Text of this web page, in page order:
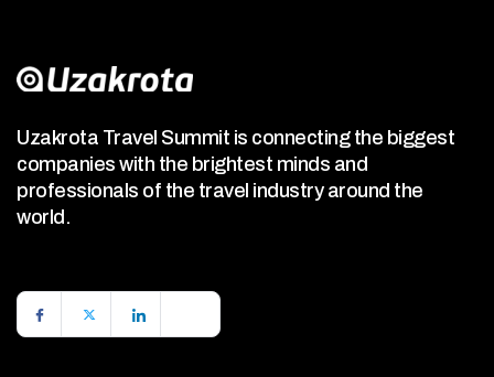
Uzakrota Travel Summit is connecting the biggest
companies with the brightest minds and
professionals of the travel industry around the
world.